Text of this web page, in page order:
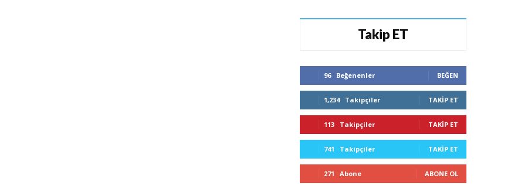
Takip ET
96 Beğenenler BEĞEN
1,234 Takipçiler TAKIP ET
113 Takipçiler TAKIP ET
741 Takipçiler TAKIP ET
271 Abone ABONE OL